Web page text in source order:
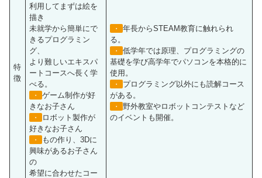
特
徴
利用してまずは絵を
描き
未就学から簡単にで
きるプログラミン
グ、
より難しいエキスパ
ートコースへ長く学
べる。
・
ゲーム制作が好
きなお子さん
・
ロボット製作が
好きなお子さん
・
もの作り、3Dに
興味があるお子さん
の
希望に合わせたコー
・
年長からSTEAM教育に触れられ
る。
・
低学年では原理、プログラミングの
基礎を学び高学年でパソコンを本格的に
使用。
・
プログラミング以外にも読解コース
がある。
・
野外教室やロボットコンテストなど
のイベントも開催。